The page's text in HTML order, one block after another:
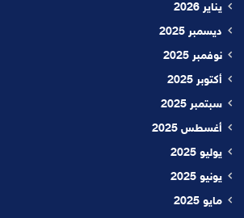
يناير 2026
ديسمبر 2025
نوفمبر 2025
أكتوبر 2025
سبتمبر 2025
أغسطس 2025
يوليو 2025
يونيو 2025
مايو 2025